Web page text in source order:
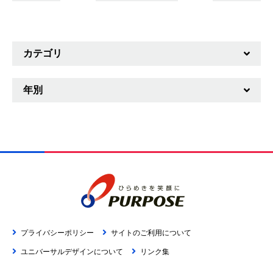
カテゴリ
重要なお知らせ
お知らせ
年別
2021年
プライバシーポリシー サイトのご利用について
ユニバーサルデザインについて リンク集